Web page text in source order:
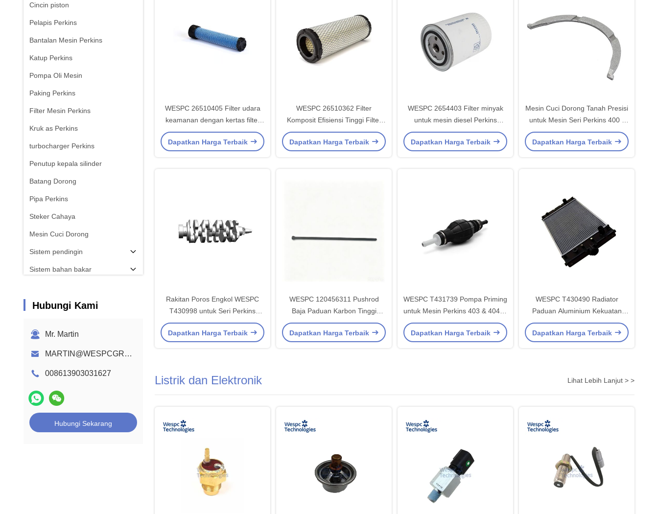
Cincin piston
Pelapis Perkins
Bantalan Mesin Perkins
Katup Perkins
Pompa Oli Mesin
Paking Perkins
Filter Mesin Perkins
Kruk as Perkins
turbocharger Perkins
Penutup kepala silinder
Batang Dorong
Pipa Perkins
Steker Cahaya
Mesin Cuci Dorong
Sistem pendingin
Sistem bahan bakar
Poros Engkol Mesin Perkins
Hubungi Kami
Mr. Martin
MARTIN@WESPCGROUP.COM
008613903031627
Hubungi Sekarang
WESPC 26510405 Filter udara
keamanan dengan kertas filter
komposit efisiensi tinggi untuk
mesin Perkins
Dapatkan Harga Terbaik
WESPC 26510362 Filter
Komposit Efisiensi Tinggi Filter
kertas Udara untuk Mesin Diesel
Seri Perkins
Dapatkan Harga Terbaik
WESPC 2654403 Filter minyak
untuk mesin diesel Perkins
dengan kertas filter selulosa
efisiensi tinggi dan cangkang
Dapatkan Harga Terbaik
Mesin Cuci Dorong Tanah Presisi
untuk Mesin Seri Perkins 400 -
Suku Cadang Pengganti Baja
Bantalan Berkualitas Tinggi
Dapatkan Harga Terbaik
Rakitan Poros Engkol WESPC
T430998 untuk Seri Perkins
404D - Struktur Tempa Satu
Bagian dengan Baja Paduan
Dapatkan Harga Terbaik
WESPC 120456311 Pushrod
Baja Paduan Karbon Tinggi
dengan Ujung Bola Mesin Presisi
dan Perawatan Quenching untuk
Dapatkan Harga Terbaik
WESPC T431739 Pompa Priming
untuk Mesin Perkins 403 & 404D-
22 dengan Struktur Kompak dan
Kinerja Buktinya
Dapatkan Harga Terbaik
WESPC T430490 Radiator
Paduan Aluminium Kekuatan
Tinggi dengan Tangki Air Plastik
Tahan Lama untuk Mesin Diesel
Dapatkan Harga Terbaik
Listrik dan Elektronik Lihat Lebih Lanjut > >